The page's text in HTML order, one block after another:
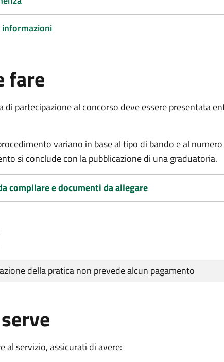
fare
di partecipazione al concorso deve essere presentata
variano in base al tipo di bando e al
si conclude con la pubblicazione di una graduatoria.
compilare e documenti da allegare
della pratica non prevede alcun pagamento
al servizio, assicurati di avere: